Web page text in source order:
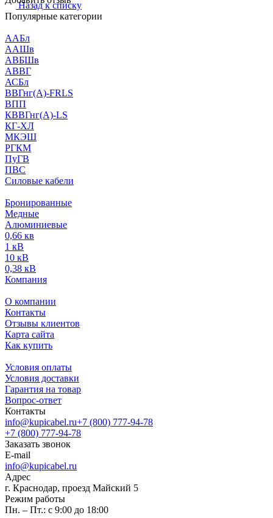
Назад к списку
Популярные категории
ААБл
ААШв
АВБШв
АВВГ
АСБл
ВВГнг(А)-FRLS
ВПП
КВВГнг(А)-LS
КГ-ХЛ
МКЭШ
РГКМ
ПуГВ
ПВС
Силовые кабели
Бронированные
Медные
Алюминиевые
0,66 кв
1 кВ
10 кВ
0,38 кВ
Компания
О компании
Контакты
Отзывы клиентов
Карта сайта
Как купить
Условия оплаты
Условия доставки
Гарантия на товар
Вопрос-ответ
Контакты
info@kupicabel.ru+7 (800) 777-94-78
+7 (800) 777-94-78
Заказать звонок
E-mail
info@kupicabel.ru
Адрес
г. Краснодар, проезд Майский 5
Режим работы
Пн. – Пт.: с 9:00 до 18:00